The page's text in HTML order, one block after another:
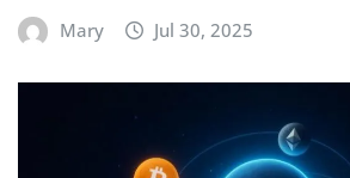
Mary Jul 30, 2025